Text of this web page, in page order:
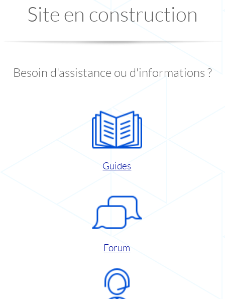
Site en construction
Besoin d'assistance ou d'informations ?
Guides
Forum